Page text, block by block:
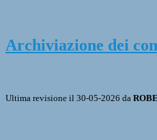
Archiviazione dei
Ultima revisione il 30-05-2026 da